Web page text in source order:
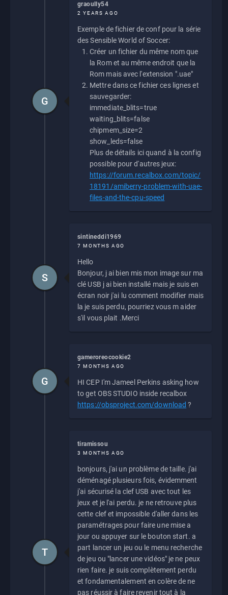
graoully54
2 YEARS AGO
Exemple de fichier de conf pour la série
des Sensible World of Soccer:
Créer un fichier du même nom que
la Rom et au même endroit que la
Rom mais avec l'extension ".uae"
Mettre dans ce fichier ces lignes et
sauvegarder:
immediate_blits=true
waiting_blits=false
chipmem_size=2
show_leds=false
Plus de détails ici quand à la config
possible pour d'autres jeux:
https://forum.recalbox.com/topic/
18191/amiberry-problem-with-uae-
files-and-the-cpu-speed
G
sintineddi1969
7 MONTHS AGO
Hello
Bonjour, j ai bien mis mon image sur ma
clé USB j ai bien installé mais je suis en
écran noir j'ai lu comment modifier mais
la je suis perdu, pourriez vous m aider
s'il vous plait .Merci
S
gameroreocookie2
7 MONTHS AGO
HI CEP I'm Jameel Perkins asking how
to get OBS STUDIO inside recalbox
https://obsproject.com/download ?
G
tiramissou
3 MONTHS AGO
bonjours, j'ai un problème de taille. j'ai
déménagé plusieurs fois, évidemment
j'ai sécurisé la clef USB avec tout les
jeux et je l'ai perdu. je ne retrouve plus
cette clef et impossible d'aller dans les
paramétrages pour faire une mise a
jour ou appuyer sur le bouton start. a
part lancer un jeu ou le menu recherche
de jeu ou "lancer une vidéos" je ne peux
rien faire. je suis complètement perdu
et fondamentalement en colère de ne
pas réussir à faire revenir tout à la
T